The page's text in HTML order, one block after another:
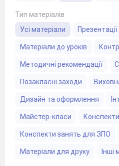
Тип матеріалів
Усі матеріали
Презентації
Матеріали до уроків
Методичні рекомендації
Позакласні заходи
Дизайн та оформлення
Майстер-класи
Конспекти занять для ЗПО
Матеріали для друку Інші